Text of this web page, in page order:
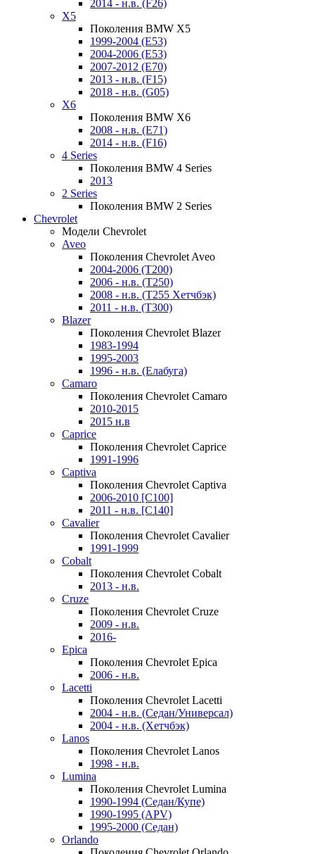
2014 - н.в. (F26)
X5
Поколения BMW X5
1999-2004 (E53)
2004-2006 (E53)
2007-2012 (E70)
2013 - н.в. (F15)
2018 - н.в. (G05)
X6
Поколения BMW X6
2008 - н.в. (E71)
2014 - н.в. (F16)
4 Series
Поколения BMW 4 Series
2013
2 Series
Поколения BMW 2 Series
Chevrolet
Модели Chevrolet
Aveo
Поколения Chevrolet Aveo
2004-2006 (T200)
2006 - н.в. (T250)
2008 - н.в. (T255 Хетчбэк)
2011 - н.в. (Т300)
Blazer
Поколения Chevrolet Blazer
1983-1994
1995-2003
1996 - н.в. (Елабуга)
Camaro
Поколения Chevrolet Camaro
2010-2015
2015 н.в
Caprice
Поколения Chevrolet Caprice
1991-1996
Captiva
Поколения Chevrolet Captiva
2006-2010 [C100]
2011 - н.в. [C140]
Cavalier
Поколения Chevrolet Cavalier
1991-1999
Cobalt
Поколения Chevrolet Cobalt
2013 - н.в.
Cruze
Поколения Chevrolet Cruze
2009 - н.в.
2016-
Epica
Поколения Chevrolet Epica
2006 - н.в.
Lacetti
Поколения Chevrolet Lacetti
2004 - н.в. (Седан/Универсал)
2004 - н.в. (Хетчбэк)
Lanos
Поколения Chevrolet Lanos
1998 - н.в.
Lumina
Поколения Chevrolet Lumina
1990-1994 (Седан/Купе)
1990-1995 (APV)
1995-2000 (Седан)
Orlando